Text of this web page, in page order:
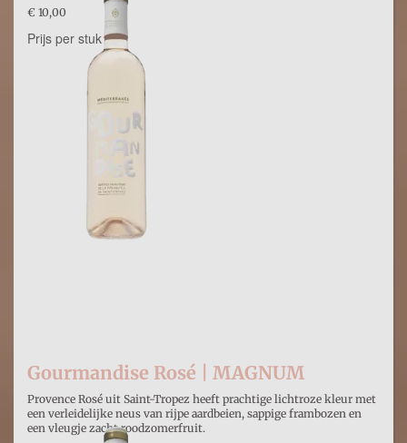
€ 10,00
Prijs per stuk
Gourmandise Rosé | MAGNUM
Provence Rosé uit Saint-Tropez heeft prachtige lichtroze kleur met
een verleidelijke neus van rijpe aardbeien, sappige frambozen en
een vleugje zacht roodzomerfruit.